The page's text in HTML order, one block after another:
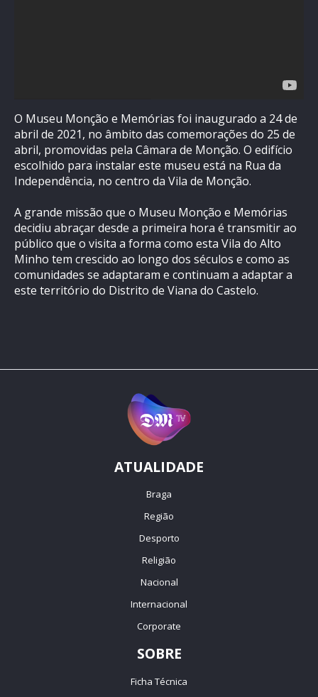
O Museu Monção e Memórias foi inaugurado a 24 de
abril de 2021, no âmbito das comemorações do 25 de
abril, promovidas pela Câmara de Monção. O edifício
escolhido para instalar este museu está na Rua da
Independência, no centro da Vila de Monção.
A grande missão que o Museu Monção e Memórias
decidiu abraçar desde a primeira hora é transmitir ao
público que o visita a forma como esta Vila do Alto
Minho tem crescido ao longo dos séculos e como as
comunidades se adaptaram e continuam a adaptar a
este território do Distrito de Viana do Castelo.
ATUALIDADE
Braga
Região
Desporto
Religião
Nacional
Internacional
Corporate
SOBRE
Ficha Técnica